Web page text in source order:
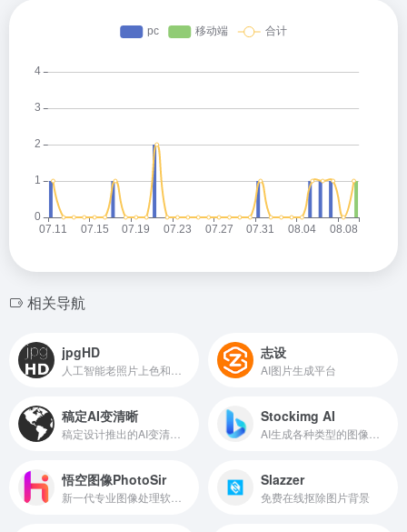
相关导航
jpgHD 志设
AI图片生成平台
稿定AI变清晰 Stockimg AI
悟空图像PhotoSir Slazzer
免费在线抠除图片背景